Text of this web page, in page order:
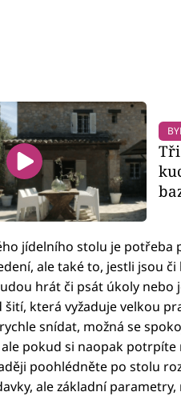
jídelního stolu je potřeba
ale také to, jestli jsou
hrát či psát úkoly nebo
šití, která vyžaduje velkou
snídat, možná se
pokud si naopak
poohlédněte po stolu
ale základní